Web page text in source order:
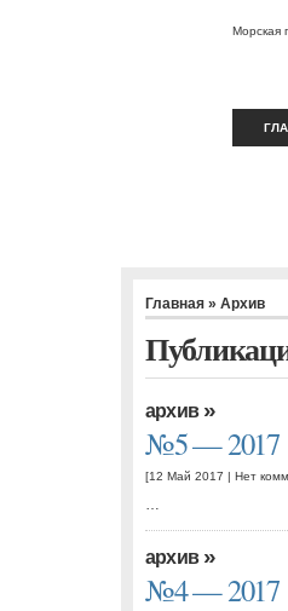
Морская
Главная » Архив
архив»
№5 — 2017
[12 Май 2017 | Нет
…
архив»
№4 — 2017